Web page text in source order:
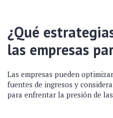
¿Qué
las empresas
Las empresas pueden
fuentes de ingresos y
para enfrentar la presión de